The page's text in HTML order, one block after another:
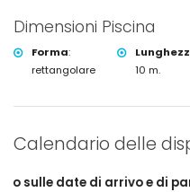
Dimensioni Piscina
Forma:
rettangolare
10 m.
Calendario delle
e di partenza desiderate!